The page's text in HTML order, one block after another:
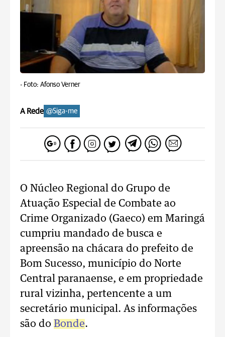
- Foto: Afonso Verner
A Rede @Siga-me
O Núcleo Regional do Grupo de
Atuação Especial de Combate ao
Crime Organizado (Gaeco) em Maringá
cumpriu mandado de busca e
apreensão na chácara do prefeito de
Bom Sucesso, município do Norte
Central paranaense, e em propriedade
rural vizinha, pertencente a um
secretário municipal. As informações
são do Bonde.